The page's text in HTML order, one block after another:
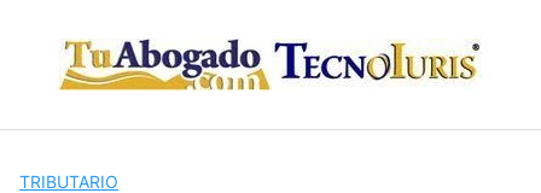
content
TRIBUTARIO